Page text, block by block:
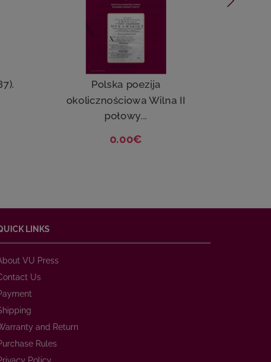
Polska poezija
okolicznościowa Wilna II
połowy...
0.00€
LINKS
VU Press
Us
and Return
Rules